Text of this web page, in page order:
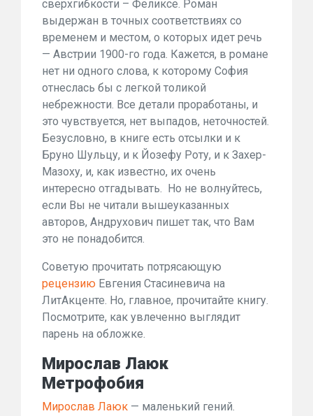
сверхгибкости – Феликсе. Роман
выдержан в точных соответствиях со
временем и местом, о которых идет речь
— Австрии 1900-го года. Кажется, в романе
нет ни одного слова, к которому София
отнеслась бы с легкой толикой
небрежности. Все детали проработаны, и
это чувствуется, нет выпадов, неточностей.
Безусловно, в книге есть отсылки и к
Бруно Шульцу, и к Йозефу Роту, и к Захер-
Мазоху, и, как известно, их очень
интересно отгадывать. Но не волнуйтесь,
если Вы не читали вышеуказанных
авторов, Андрухович пишет так, что Вам
это не понадобится.
Советую прочитать потрясающую
рецензию Евгения Стасиневича на
ЛитАкценте. Но, главное, прочитайте книгу.
Посмотрите, как увлеченно выглядит
парень на обложке.
Мирослав Лаюк
Метрофобия
Мирослав Лаюк — маленький гений.